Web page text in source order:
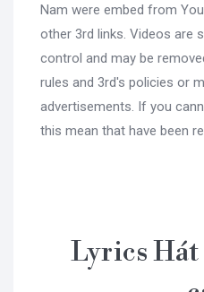
Nam were embed from
other 3rd links. Videos are
control and may be
rules and 3rd's policies or
advertisements. If you
this mean that have been
Lyrics Hát